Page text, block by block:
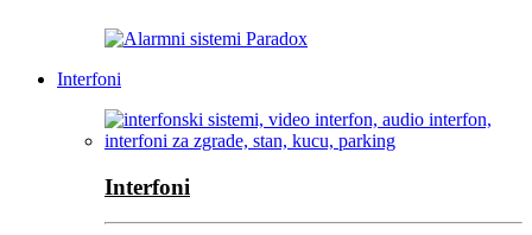
Interfoni
Interfoni